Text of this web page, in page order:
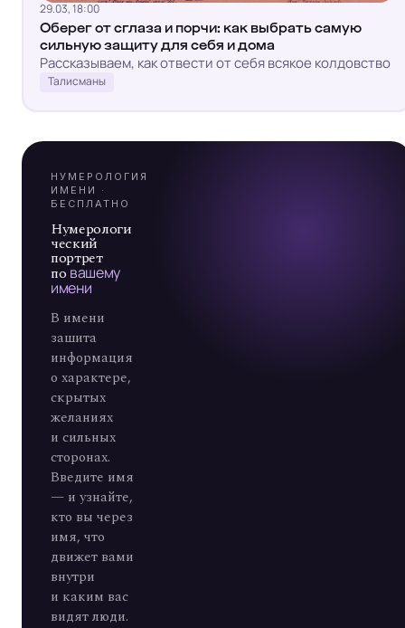
29.03, 18:00
Оберег от сглаза и порчи: как выбрать самую
сильную защиту для себя и дома
Рассказываем, как отвести от себя всякое колдовство
Талисманы
А
7
НУМЕРОЛОГИЯ
ИМЕНИ ·
БЕСПЛАТНО
Нумерологи
ческий
портрет
по вашему
имени
В имени
зашита
информация
о характере,
скрытых
желаниях
и сильных
сторонах.
Введите имя
— и узнайте,
кто вы через
имя, что
движет вами
внутри
и каким вас
видят люди.